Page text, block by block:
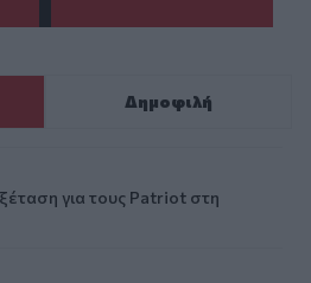
Δημοφιλή
για τους Patriot στη